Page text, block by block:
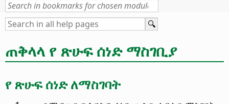
ጠቅላላ የ ጽሁፍ ሰነድ ማስገቢያ
የ ጽሁፍ ሰነድ ለማስገባት